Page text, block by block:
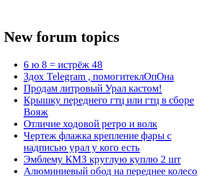
New forum topics
6 ю 8 = истрёж 48
Здох Telegram , помогитеклОпОна
Продам литровый Урал кастом!
Крышку переднего гтц или гтц в сборе
Вояж
Отличие ходовой ретро и волк
Чертеж флажка крепление фары с
надписью урал у кого есть
Эмблему КМЗ круглую куплю 2 шт
Алюминиевый обод на переднее колесо